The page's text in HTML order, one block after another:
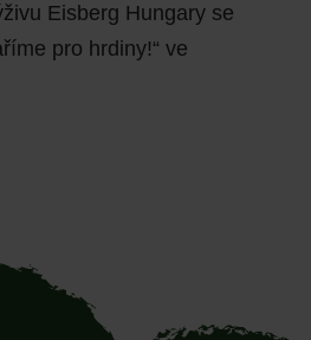
Eisberg Hungary se
pro hrdiny!“ ve